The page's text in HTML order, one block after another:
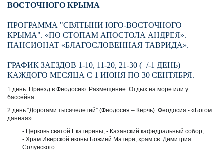
ВОСТОЧНОГО КРЫМА
ПРОГРАММА "СВЯТЫНИ ЮГО-ВОСТОЧНОГО
КРЫМА". «ПО СТОПАМ АПОСТОЛА АНДРЕЯ».
ПАНСИОНАТ «БЛАГОСЛОВЕННАЯ ТАВРИДА».
ГРАФИК ЗАЕЗДОВ 1-10, 11-20, 21-30 (+/-1 ДЕНЬ)
КАЖДОГО МЕСЯЦА С 1 ИЮНЯ ПО 30 СЕНТЯБРЯ.
1 день. Приезд в Феодосию. Размещение. Отдых на море или у
бассейна.
2 день “Дорогами тысячелетий” (Феодосия – Керчь). Феодосия - «Богом
данная»:
- Церковь святой Екатерины, - Казанский кафедральный собор,
- Храм Иверской иконы Божией Матери, храм св. Димитрия
Солунского.